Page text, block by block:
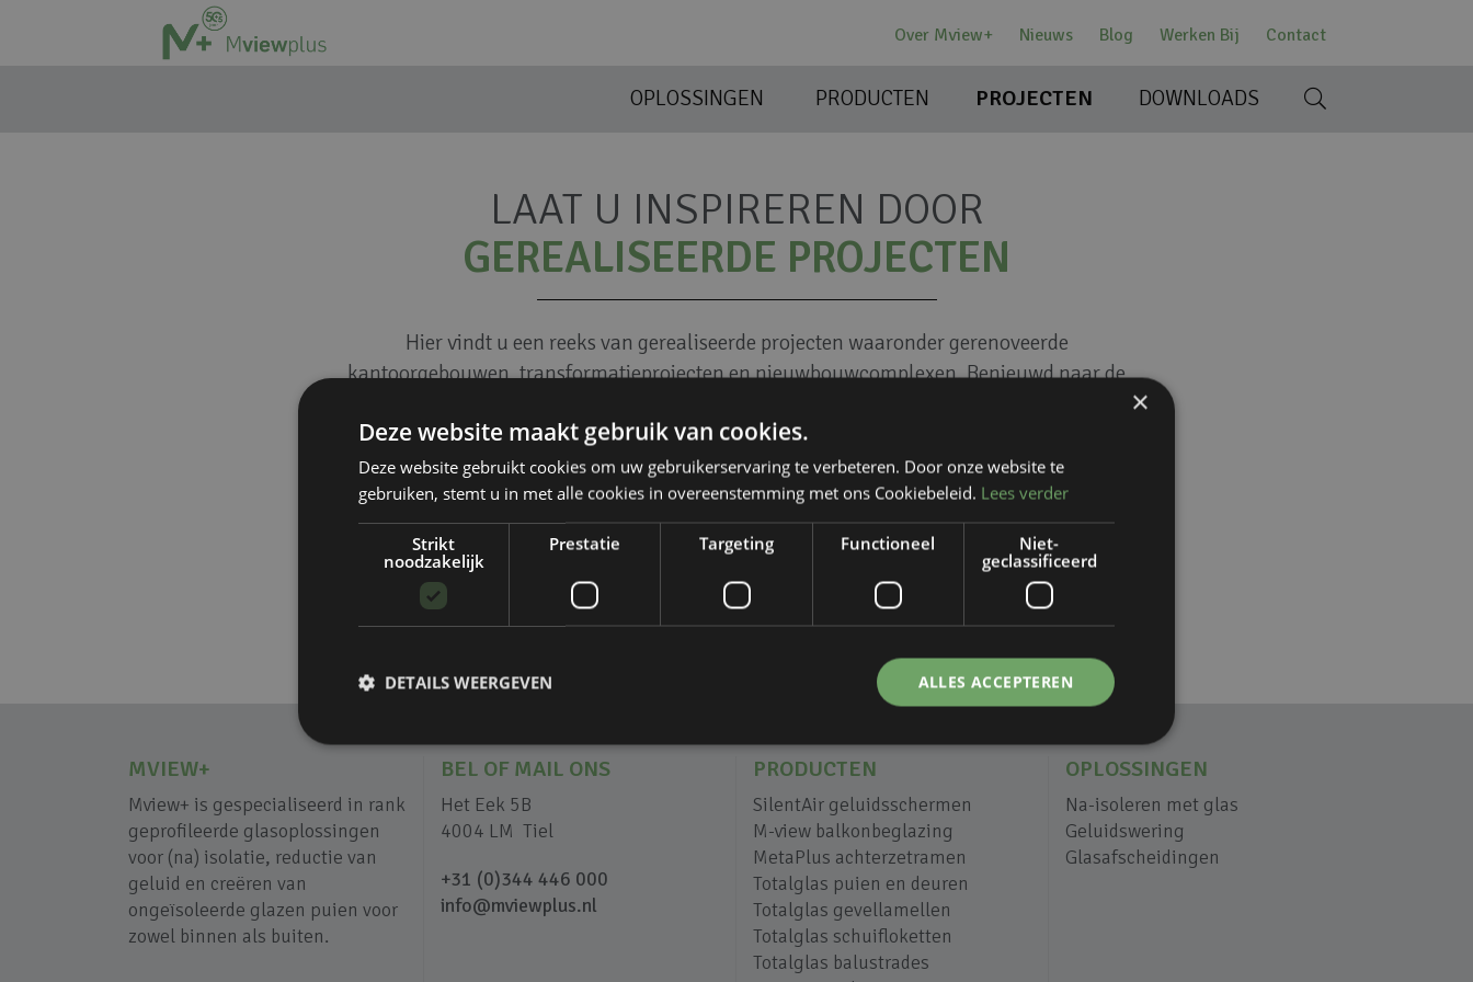
Over Mview+ Nieuws Blog Werken Bij Contact
OPLOSSINGEN PRODUCTEN PROJECTEN DOWNLOADS
LAAT U INSPIREREN DOOR
GEREALISEERDE PROJECTEN
Hier vindt u een reeks van gerealiseerde projecten waaronder gerenoveerde
kantoorgebouwen, transformatieprojecten en nieuwbouwcomplexen. Benieuwd naar de
contact met ons op, wij denken graag met u mee.
MVIEW+
Mview+ is gespecialiseerd in rank
geprofileerde glasoplossingen
voor (na) isolatie, reductie van
geluid en creëren van
ongeïsoleerde glazen puien voor
zowel binnen als buiten.
BEL OF MAIL ONS
Het Eek 5B
4004 LM Tiel
+31 (0)344 446 000
info@mviewplus.nl
PRODUCTEN
SilentAir geluidsschermen
M-view balkonbeglazing
MetaPlus achterzetramen
Totalglas puien en deuren
Totalglas gevellamellen
Totalglas schuifloketten
Totalglas balustrades
OPLOSSINGEN
Na-isoleren met glas
Geluidswering
Glasafscheidingen
×
Deze website maakt gebruik van cookies.
Deze website gebruikt cookies om uw gebruikerservaring te verbeteren. Door onze website te
gebruiken, stemt u in met alle cookies in overeenstemming met ons Cookiebeleid. Lees verder
Strikt
noodzakelijk
Prestatie Targeting Functioneel
Niet-
geclassificeerd
ALLES ACCEPTEREN
DETAILS WEERGEVEN